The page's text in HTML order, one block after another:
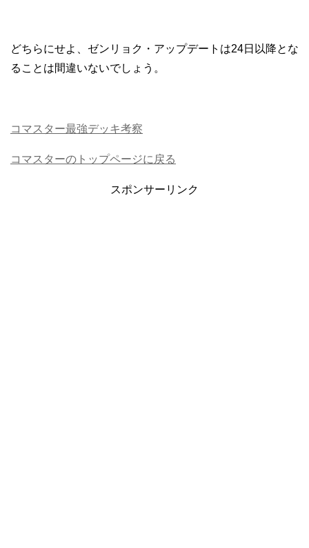
どちらにせよ、ゼンリョク・アップデートは24日以降とな
ることは間違いないでしょう。
コマスター最強デッキ考察
コマスターのトップページに戻る
スポンサーリンク